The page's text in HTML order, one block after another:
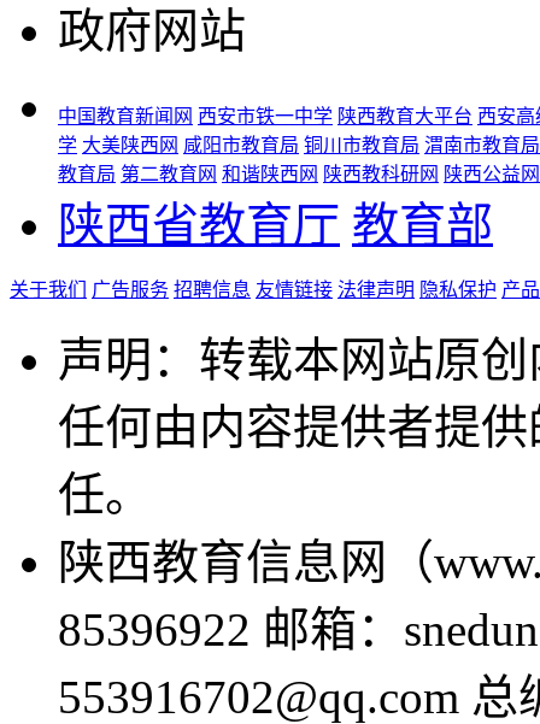
政府网站
中国教育新闻网 西安市铁一中学 陕西教育大平台 西安
学 大美陕西网 咸阳市教育局 铜川市教育局 渭南市教育局
教育局 第二教育网 和谐陕西网 陕西教科研网 陕西公益网
陕西省教育厅 教育部
关于我们 广告服务 招聘信息 友情链接 法律声明 隐私保护 产
声明：转载本网站原
任何由内容提供者提
任。
陕西教育信息网（
85396922 邮箱：
553916702@qq.com